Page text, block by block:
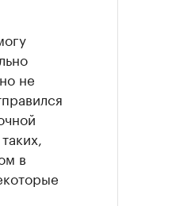
не
в